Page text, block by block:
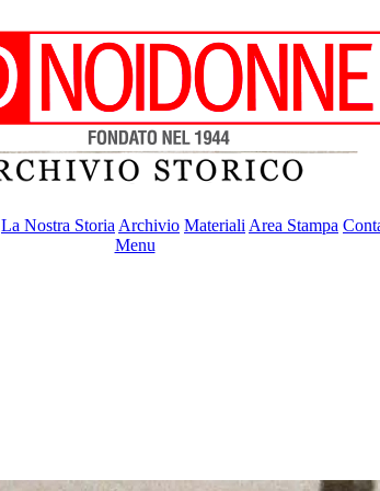
La Nostra Storia Archivio Materiali Area Stampa
Menu